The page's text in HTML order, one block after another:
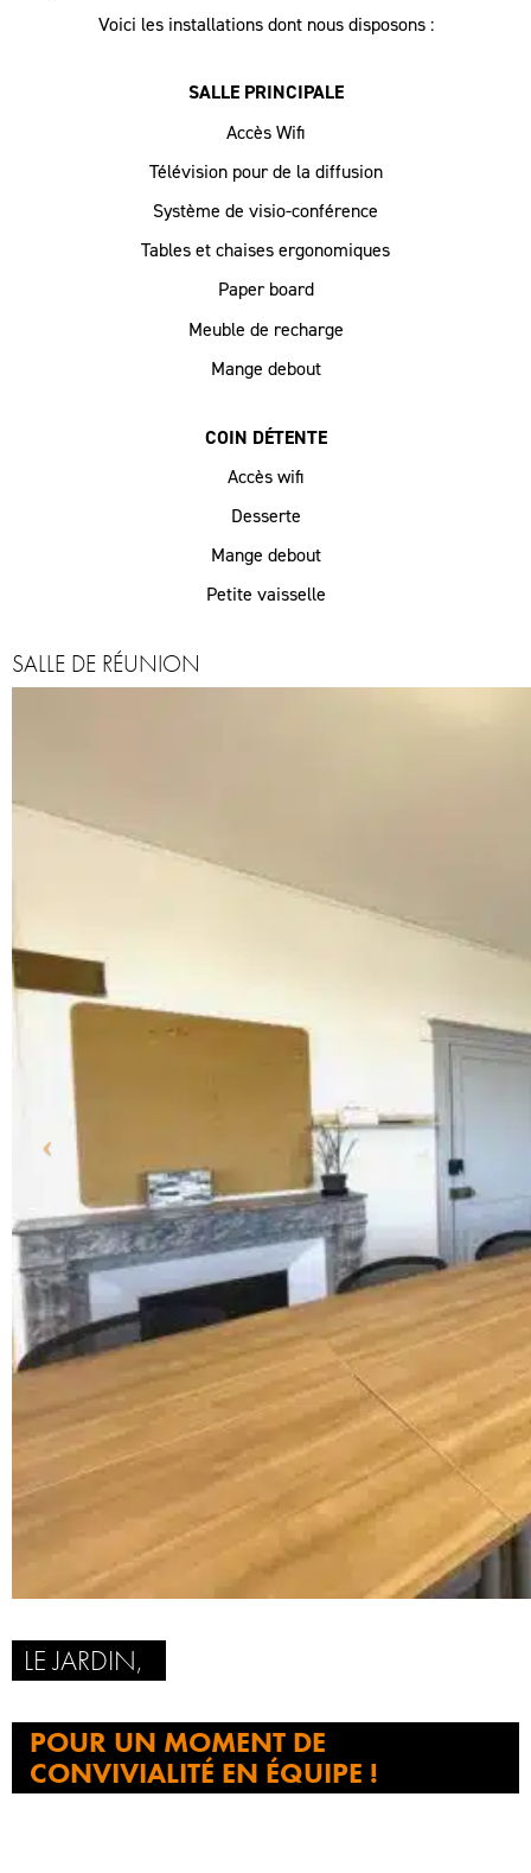
Voici les installations dont nous disposons :
SALLE PRINCIPALE
Accès Wifi
Télévision pour de la diffusion
Système de visio-conférence
Tables et chaises ergonomiques
Paper board
Meuble de recharge
Mange debout
COIN DÉTENTE
Accès wifi
Desserte
Mange debout
Petite vaisselle
SALLE DE RÉUNION
LE JARDIN,
POUR UN MOMENT DE
CONVIVIALITÉ EN ÉQUIPE !